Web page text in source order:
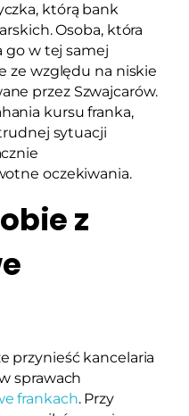
którą bank
Osoba, która
go w tej samej
ze względu na niskie
przez Szwajcarów.
kursu franka,
sytuacji
oczekiwania.
z
przynieść kancelaria
sprawach
frankach. Przy